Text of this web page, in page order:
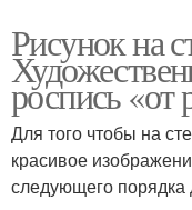
Рисунок на
роспись «от
Для того чтобы на
красивое
следующего порядка